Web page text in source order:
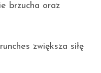
brzucha oraz
zwiększa siłę